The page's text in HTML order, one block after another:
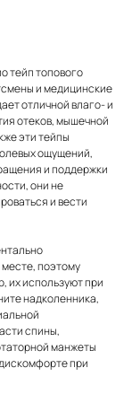
тейп топового
и медицинские
отличной влаго- и
отеков, мышечной
эти тейпы
ощущений,
и поддержки
они не
и вести
поэтому
их используют при
надколенника,
спины,
манжеты
при